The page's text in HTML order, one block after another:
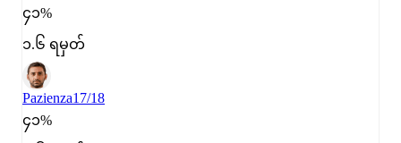
၄၁%
၁.၆ ရမှတ်
Pazienza17/18
၄၁%